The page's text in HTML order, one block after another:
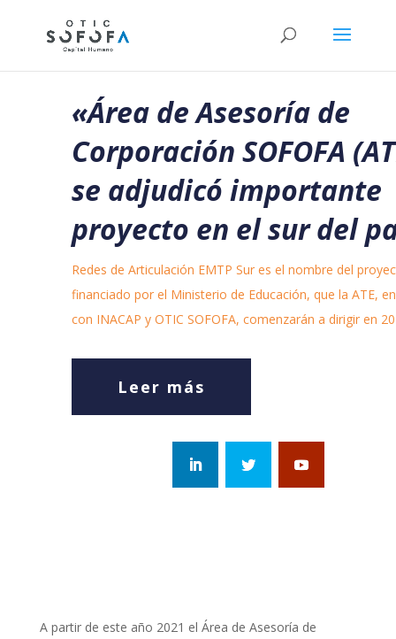
«Área de Asesoría de
Corporación SOFOFA
se adjudicó importante
proyecto en el sur del
Redes de Articulación EMTP Sur es el nombre del
financiado por el Ministerio de Educación, que la ATE,
con INACAP y OTIC SOFOFA, comenzarán a dirigir en
Leer más
A partir de este año 2021 el Área de Asesoría de